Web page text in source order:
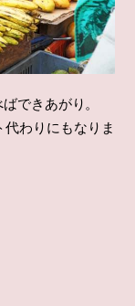
できあがり。
わりにもなりま